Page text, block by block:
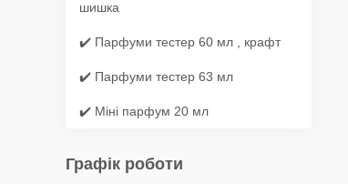
шишка
✔️ Парфуми тестер 60 мл , крафт
✔️ Парфуми тестер 63 мл
✔️ Міні парфум 20 мл
Графік роботи